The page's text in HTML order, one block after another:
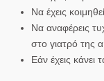
Να έχεις
Να αναφέρεις
στο γιατρό της
Εάν έχεις κάνει